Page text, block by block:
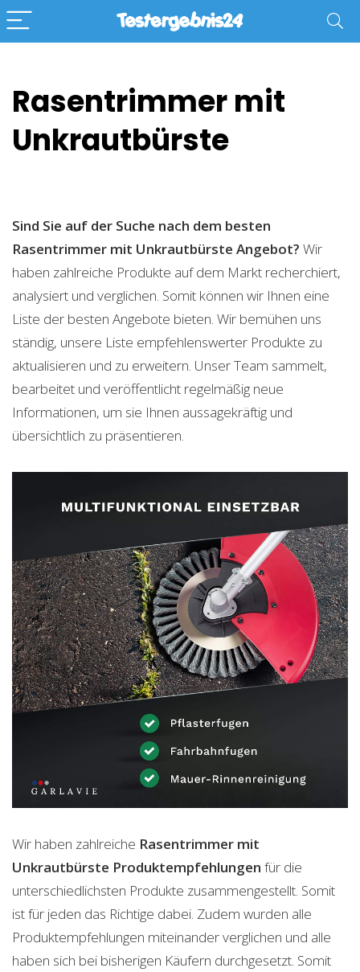
Rasentrimmer mit
Unkrautbürste
Sind Sie auf der Suche nach dem besten
Rasentrimmer mit Unkrautbürste Angebot? Wir
haben zahlreiche Produkte auf dem Markt recherchiert,
analysiert und verglichen. Somit können wir Ihnen eine
Liste der besten Angebote bieten. Wir bemühen uns
ständig, unsere Liste empfehlenswerter Produkte zu
aktualisieren und zu erweitern. Unser Team sammelt,
bearbeitet und veröffentlicht regelmäßig neue
Informationen, um sie Ihnen aussagekräftig und
übersichtlich zu präsentieren.
Wir haben zahlreiche Rasentrimmer mit
Unkrautbürste Produktempfehlungen für die
unterschiedlichsten Produkte zusammengestellt. Somit
ist für jeden das Richtige dabei. Zudem wurden alle
Produktempfehlungen miteinander verglichen und alle
haben sich bei bisherigen Käufern durchgesetzt. Somit